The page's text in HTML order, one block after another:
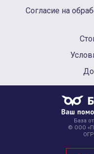
Согласие на
База
© ООО